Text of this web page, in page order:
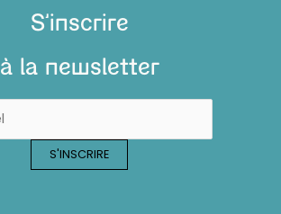
S'inscrire
à la newsletter